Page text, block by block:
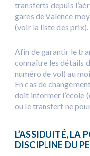
transferts depuis
gares de Valence
(voir la liste des prix).
Afin de garantir le
connaître les détails
numéro de vol) au
En cas de
doit informer l’école
ou le transfert ne
L’ASSIDUITÉ, LA
DISCIPLINE DU